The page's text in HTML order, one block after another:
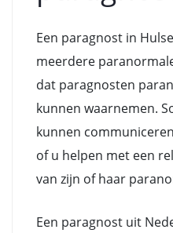
Een paragnost in
meerdere
dat paragnosten
kunnen waarnemen.
kunnen
of u helpen met een
van zijn of haar
Een paragnost uit